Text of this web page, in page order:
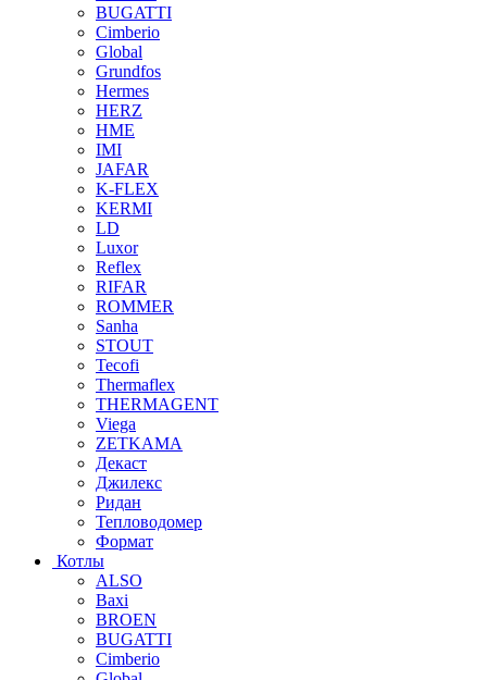
BUGATTI
Cimberio
Global
Grundfos
Hermes
HERZ
HME
IMI
JAFAR
K-FLEX
KERMI
LD
Luxor
Reflex
RIFAR
ROMMER
Sanha
STOUT
Tecofi
Thermaflex
THERMAGENT
Viega
ZETKAMA
Декаст
Джилекс
Ридан
Тепловодомер
Формат
Котлы
ALSO
Baxi
BROEN
BUGATTI
Cimberio